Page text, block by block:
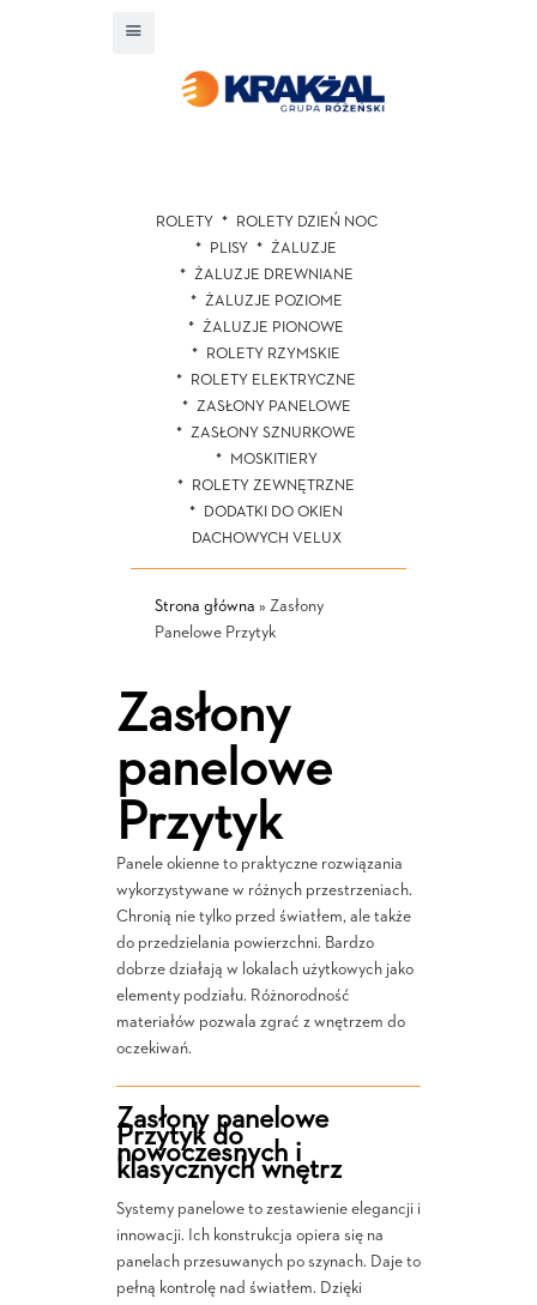
ROLETY
ROLETY DZIEŃ NOC
PLISY
ŻALUZJE
ŻALUZJE DREWNIANE
ŻALUZJE POZIOME
ŻALUZJE PIONOWE
ROLETY RZYMSKIE
ROLETY ELEKTRYCZNE
ZASŁONY PANELOWE
ZASŁONY SZNURKOWE
MOSKITIERY
ROLETY ZEWNĘTRZNE
DODATKI DO OKIEN
DACHOWYCH VELUX
Strona główna » Zasłony
Panelowe Przytyk
Zasłony
panelowe
Przytyk
Panele okienne to praktyczne rozwiązania
wykorzystywane w różnych przestrzeniach.
Chronią nie tylko przed światłem, ale także
do przedzielania powierzchni. Bardzo
dobrze działają w lokalach użytkowych jako
elementy podziału. Różnorodność
materiałów pozwala zgrać z wnętrzem do
oczekiwań.
Zasłony panelowe
Przytyk do
nowoczesnych i
klasycznych wnętrz
Systemy panelowe to zestawienie elegancji i
innowacji. Ich konstrukcja opiera się na
panelach przesuwanych po szynach. Daje to
pełną kontrolę nad światłem. Dzięki